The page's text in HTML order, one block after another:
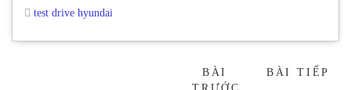
test drive hyundai
BÀI
BÀI TIẾP→